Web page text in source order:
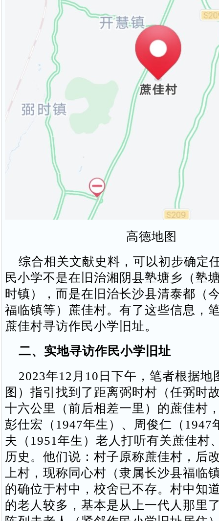
高德地图
综合相关文献史料，可以初步确定
民小学不是在旧治湘阴县塾塘乡（塾
时镇），而是在旧治长沙县清泰都（
福临镇等）蔗佳村。有了这些信息，
蔗佳村寻访作民小学旧址。
二、实地寻访作民小学旧址
2023年12月10日下午，笔者根据地
图）指引找到了距离弼时村（任弼时
十六公里（前后相差一里）的蔗佳村
彭仕宏（1947年生）、周俊仁（1947
夫（1951年生）老人打听有关蔗佳村
历史。他们说：村子原称蔗佳村，后
上村，现称同心村（隶属长沙县福临
的确位于村中，校舍已不存。村中知
的老人较多，基本是从上一代人那里